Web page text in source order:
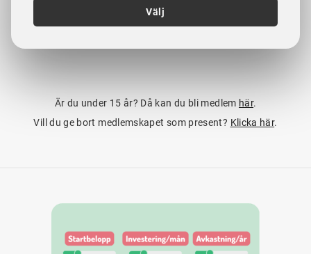
Välj
Är du under 15 år? Då kan du bli medlem här.
Vill du ge bort medlemskapet som present? Klicka här.